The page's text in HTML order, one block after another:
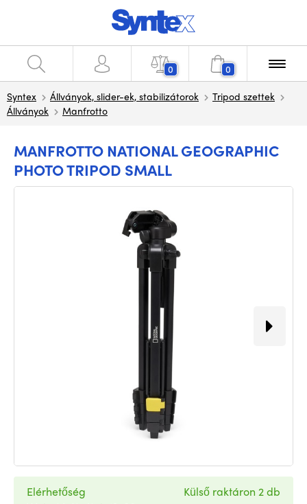
0 0
Syntex Állványok, slider-ek, stabilizátorok
Tripod szettek
Állványok
Manfrotto
MANFROTTO NATIONAL GEOGRAPHIC
PHOTO TRIPOD SMALL
Elérhetőség
Külső raktáron 2 db